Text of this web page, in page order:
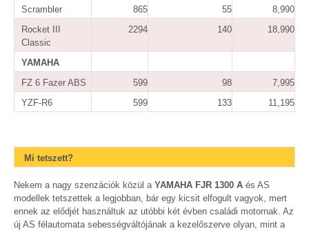
Scrambler 865 55
8,990
Rocket III
Classic
2294 140 18,990
YAMAHA
FZ 6 Fazer ABS
599 98
7,995
YZF-R6
599 133 11,195
Mi tetszett?
Nekem a nagy szenzációk közül a YAMAHA FJR 1300 A és AS
modellek tetszettek a legjobban, bár egy kicsit elfogult vagyok, mert
ennek az elődjét használtuk az utóbbi két évben családi motornak. Az
új AS félautomata sebességváltójának a kezelőszerve olyan, mint a